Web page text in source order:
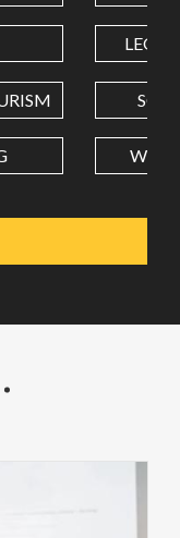
decimal separator.